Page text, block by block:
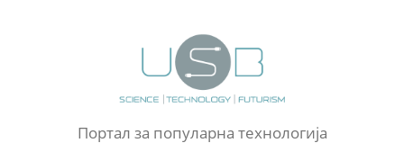
Портал за популарна технологија